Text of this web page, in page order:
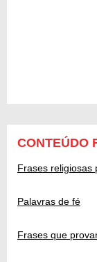
CONTEÚDO
Frases religiosas
Palavras de fé
Frases que